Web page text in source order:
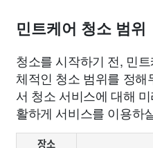
민트케어 청소 범위
청소를 시작하기 전, 민
체적인 청소 범위를 정
서 청소 서비스에 대해
활하게 서비스를 이용하
장소